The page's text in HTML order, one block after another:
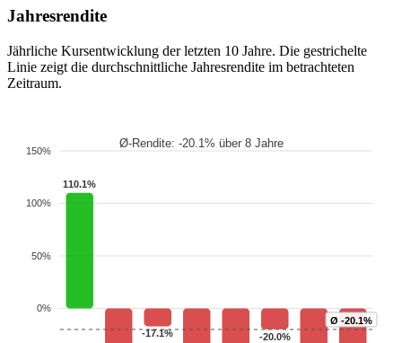
Jahresrendite
Jährliche Kursentwicklung der letzten 10 Jahre. Die gestrichelte
Linie zeigt die durchschnittliche Jahresrendite im betrachteten
Zeitraum.
Ø-Rendite: -20.1% über 8 Jahre
150%
100%
50%
0%
110.1%
-17.1%
-20.0%
Ø -20.1%